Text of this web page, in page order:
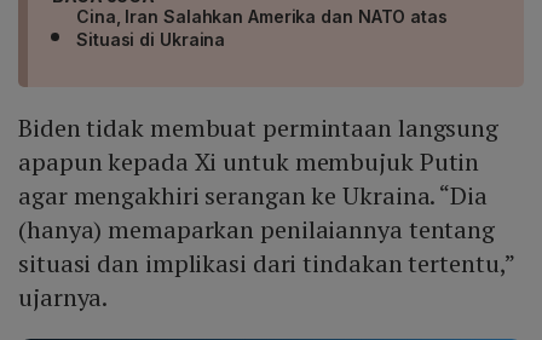
Cina, Iran Salahkan Amerika dan NATO atas
Situasi di Ukraina
Biden tidak membuat permintaan langsung
apapun kepada Xi untuk membujuk Putin
agar mengakhiri serangan ke Ukraina. “Dia
(hanya) memaparkan penilaiannya tentang
situasi dan implikasi dari tindakan tertentu,”
ujarnya.